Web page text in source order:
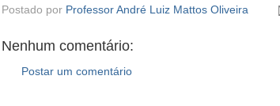
Postado por Professor André Luiz Mattos Oliveira
Nenhum comentário:
Postar um comentário